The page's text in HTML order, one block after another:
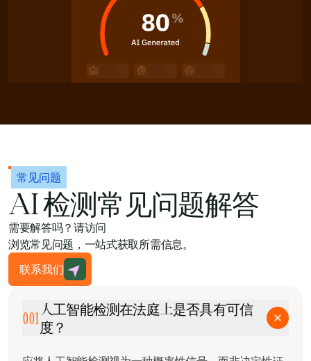
常见问题
AI 检测常见问题解答
需要解答吗？请访问
浏览常见问题，一站式获取所需信息。
联系我们
001 人工智能检测在法庭上是否具有可信
度？